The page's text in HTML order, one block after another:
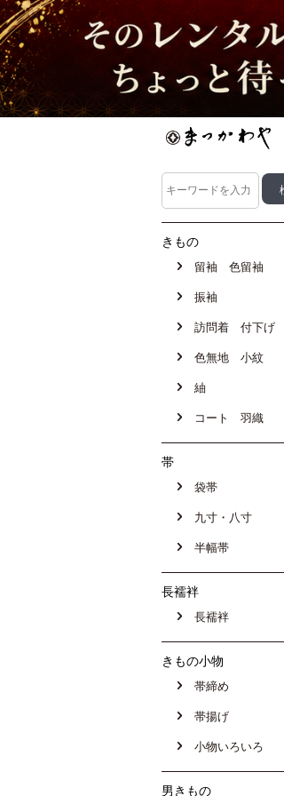
きもの
留袖 色留袖
振袖
訪問着 付下げ
色無地 小紋
紬
コート 羽織
帯
袋帯
九寸・八寸
半幅帯
長襦袢
長襦袢
きもの小物
帯締め
帯揚げ
小物いろいろ
男きもの